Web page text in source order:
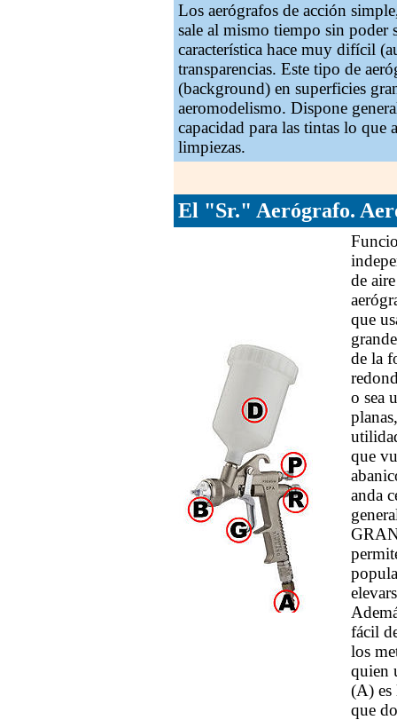
Los aerógrafos de acción
sale al mismo tiempo sin poder
característica hace muy difícil
transparencias. Este tipo de
(background) en superficies
aeromodelismo. Dispone
capacidad para las tintas lo que
limpiezas.
El "Sr." Aerógrafo.
de
que
de la
o sea
que
anda
fácil
los
quien
(A) es
que